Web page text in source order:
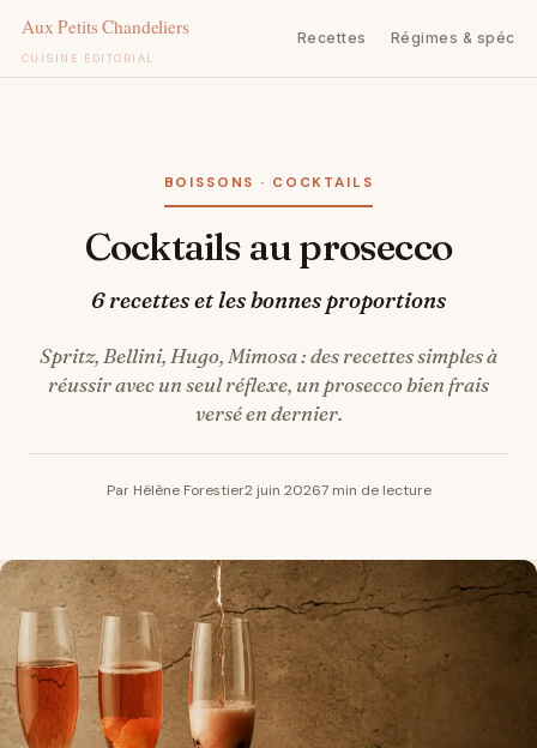
CUISINE ÉDITORIAL
Recettes Régimes &
BOISSONS · COCKTAILS
Cocktails au prosecco
6 recettes et les bonnes proportions
Spritz, Bellini, Hugo, Mimosa : des recettes simples à
réussir avec un seul réflexe, un prosecco bien frais
versé en dernier.
Par Hélène Forestier2 juin 20267 min de lecture